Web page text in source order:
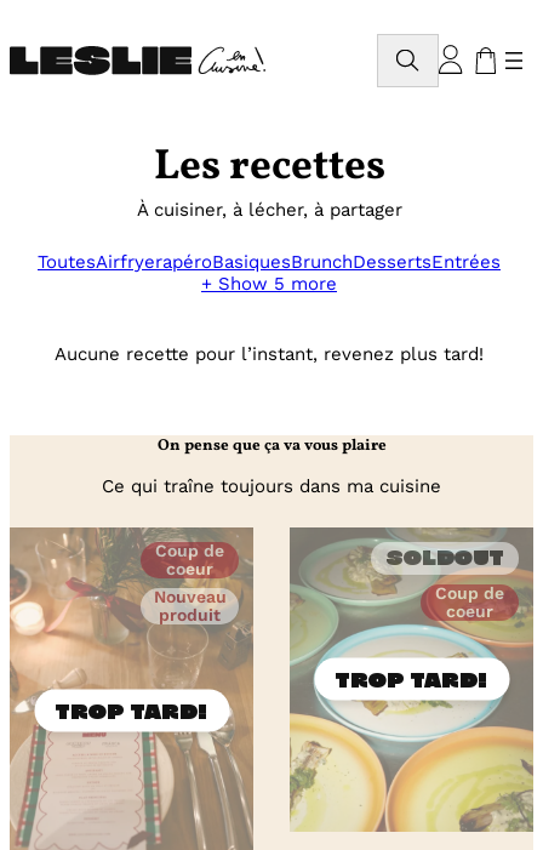
au
contenu
Rechercher
Les recettes
À cuisiner, à lécher, à partager
ToutesAirfryerapéroBasiquesBrunchDessertsEntrées
+ Show 5 more
Aucune recette pour l’instant, revenez plus tard!
On pense que ça va vous plaire
Ce qui traîne toujours dans ma cuisine
Coup de
coeur
Nouveau
produit
Soldout
Coup de
coeur